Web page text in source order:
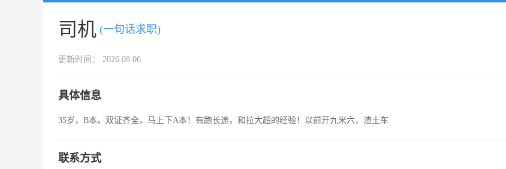
司机 (一句话求职)
更新时间： 2026.08.06
具体信息
35岁，B本。双证齐全，马上下A本！有跑长途，和拉大超的经验！以前开九米六，渣土车
联系方式